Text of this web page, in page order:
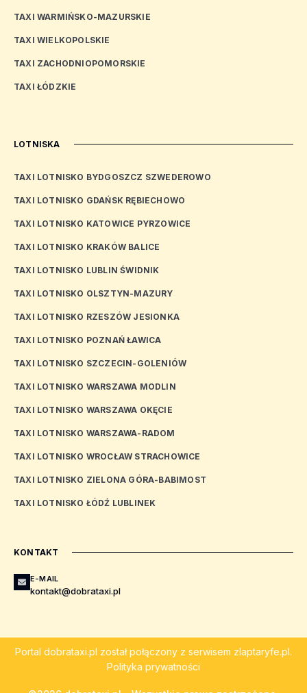
TAXI WARMIŃSKO-MAZURSKIE
TAXI WIELKOPOLSKIE
TAXI ZACHODNIOPOMORSKIE
TAXI ŁÓDZKIE
LOTNISKA
TAXI LOTNISKO BYDGOSZCZ SZWEDEROWO
TAXI LOTNISKO GDAŃSK RĘBIECHOWO
TAXI LOTNISKO KATOWICE PYRZOWICE
TAXI LOTNISKO KRAKÓW BALICE
TAXI LOTNISKO LUBLIN ŚWIDNIK
TAXI LOTNISKO OLSZTYN-MAZURY
TAXI LOTNISKO RZESZÓW JESIONKA
TAXI LOTNISKO POZNAŃ ŁAWICA
TAXI LOTNISKO SZCZECIN-GOLENIÓW
TAXI LOTNISKO WARSZAWA MODLIN
TAXI LOTNISKO WARSZAWA OKĘCIE
TAXI LOTNISKO WARSZAWA-RADOM
TAXI LOTNISKO WROCŁAW STRACHOWICE
TAXI LOTNISKO ZIELONA GÓRA-BABIMOST
TAXI LOTNISKO ŁÓDŹ LUBLINEK
KONTAKT
E-MAIL
kontakt@dobrataxi.pl
Portal dobrataxi.pl został połączony z serwisem zlaptaryfe.pl.
Polityka prywatności